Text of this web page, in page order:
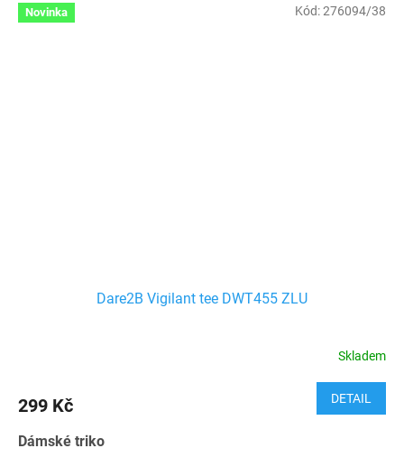
Novinka
Dare2B Vigilant tee DWT455 ZLU
Skladem
299 Kč DETAIL
Dámské triko
Kód:276094/38